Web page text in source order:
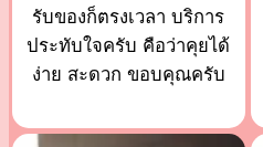
รับของก็ตรงเวลา บริการ
ประทับใจครับ คือว่าคุยได้
ง่าย สะดวก ขอบคุณครับ